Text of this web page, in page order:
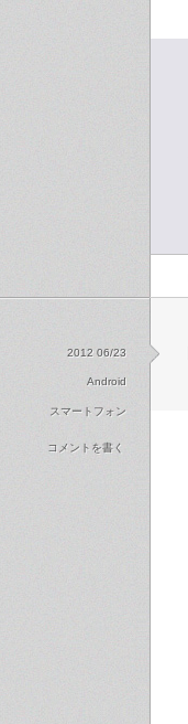
2012 06/23
Android
スマートフォン
コメントを書く